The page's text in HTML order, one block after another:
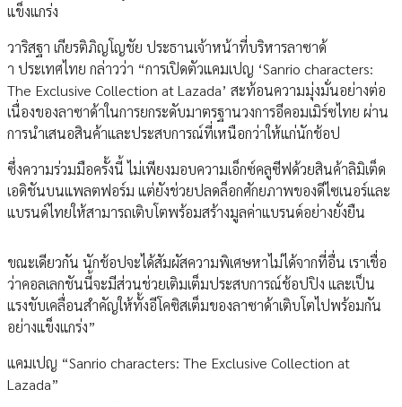
แข็งแกร่ง
วาริสฐา เกียรติภิญโญชัย ประธานเจ้าหน้าที่บริหารลาซาด้
า ประเทศไทย กล่าวว่า “การเปิดตัวแคมเปญ ‘Sanrio characters:
The Exclusive Collection at Lazada’ สะท้อนความมุ่งมั่นอย่างต่อ
เนื่องของลาซาด้าในการยกระดับมาตรฐานวงการอีคอมเมิร์ซไทย ผ่าน
การนำเสนอสินค้าและประสบการณ์ที่เหนือกว่าให้แก่นักช้อป
ซึ่งความร่วมมือครั้งนี้ ไม่เพียงมอบความเอ็กซ์คลูซีฟด้วยสินค้าลิมิเต็ด
เอดิชันบนแพลตฟอร์ม แต่ยังช่วยปลดล็อกศักยภาพของดีไซเนอร์และ
แบรนด์ไทยให้สามารถเติบโตพร้อมสร้างมูลค่าแบรนด์อย่างยั่งยืน
ขณะเดียวกัน นักช้อปจะได้สัมผัสความพิเศษหาไม่ได้จากที่อื่น เราเชื่อ
ว่าคอลเลกชันนี้จะมีส่วนช่วยเติมเต็มประสบการณ์ช้อปปิง และเป็น
แรงขับเคลื่อนสำคัญให้ทั้งอีโคซิสเต็มของลาซาด้าเติบโตไปพร้อมกัน
อย่างแข็งแกร่ง”
แคมเปญ “Sanrio characters: The Exclusive Collection at
Lazada”